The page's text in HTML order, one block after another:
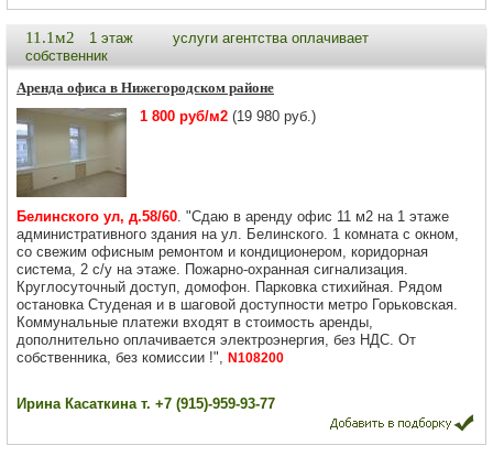
11.1м2 1 этаж
услуги агентства оплачивает
собственник
Аренда офиса в Нижегородском районе
1 800 руб/м2 (19 980 руб.)
Белинского ул, д.58/60. "Сдаю в аренду офис 11 м2 на 1 этаже
административного здания на ул. Белинского. 1 комната с окном,
со свежим офисным ремонтом и кондиционером, коридорная
система, 2 с/у на этаже. Пожарно-охранная сигнализация.
Круглосуточный доступ, домофон. Парковка стихийная. Рядом
остановка Студеная и в шаговой доступности метро Горьковская.
Коммунальные платежи входят в стоимость аренды,
дополнительно оплачивается электроэнергия, без НДС. От
собственника, без комиссии !", N108200
Ирина Касаткина т. +7 (915)-959-93-77